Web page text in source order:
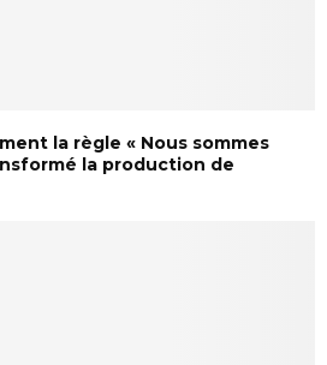
la règle « Nous sommes
la production de